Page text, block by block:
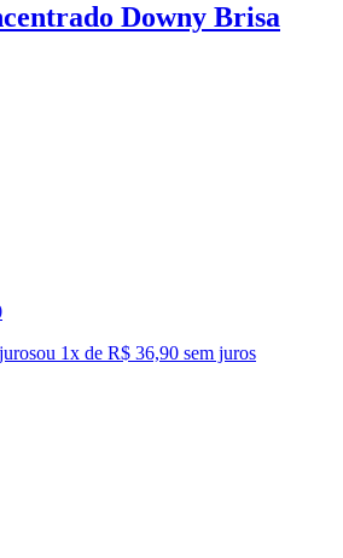
Downy Brisa
ou 1x de R$ 36,90 sem juros